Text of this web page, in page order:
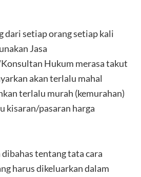
dari setiap orang setiap kali
Jasa
Hukum merasa takut
akan terlalu mahal
terlalu murah (kemurahan)
kisaran/pasaran harga
tentang tata cara
harus dikeluarkan dalam